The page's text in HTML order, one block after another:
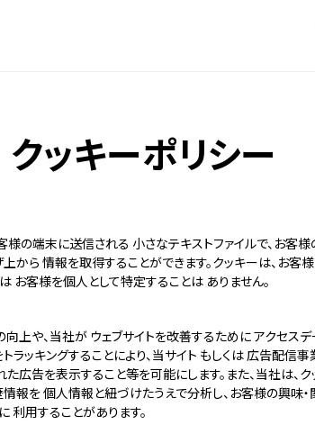
クッキーポリシー
様の端末に送信される 小さなテキストファイルで、お客
から 情報を取得することができます。クッキーは、お客
お客様を個人として特定することは ありません。
向上や、当社が ウェブサイトを改善するために アクセスデ
ラッキングすることにより、当サイト もしくは 広告配信
広告を表示すること等を可能にします。また、当社は、
報を 個人情報と紐づけたうえで分析し、お客様の興味
用することがあります。